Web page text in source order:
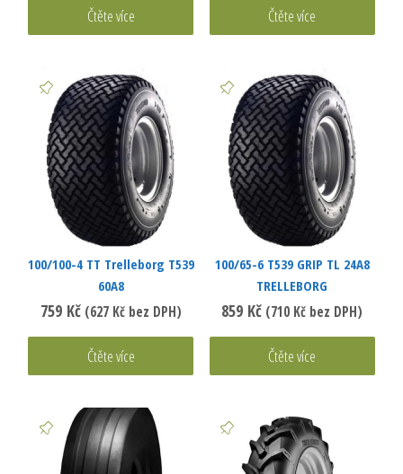
Čtěte více Čtěte více
100/100-4 TT Trelleborg T539
60A8
759 Kč (627 Kčbez DPH)
Čtěte více
100/65-6 T539 GRIP TL 24A8
TRELLEBORG
859 Kč (710 Kč bez DPH)
Čtěte více